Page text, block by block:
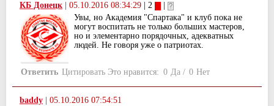
КБ Донецк 05.10.2016 08:34:29 | 2
Увы, но Академия "Спартака" и клуб пока не
могут воспитать не только больших мастеров,
но и элементарно порядочных, адекватных
людей. Не говоря уже о патриотах.
Ответить Цитировать Это нравится: 0 Да / 0 Нет
baddy
05.10.2016 07:54:51